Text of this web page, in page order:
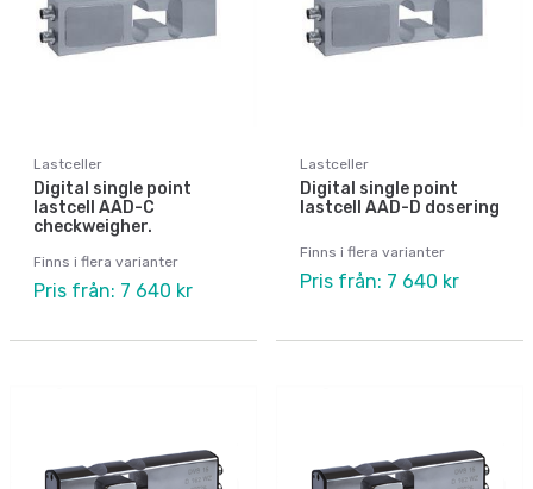
Lastceller
Digital single point
lastcell AAD-C
checkweigher.
Finns i flera varianter
Pris från: 7 640 kr
Lastceller
Digital single point
lastcell AAD-D dosering
Finns i flera varianter
Pris från: 7 640 kr